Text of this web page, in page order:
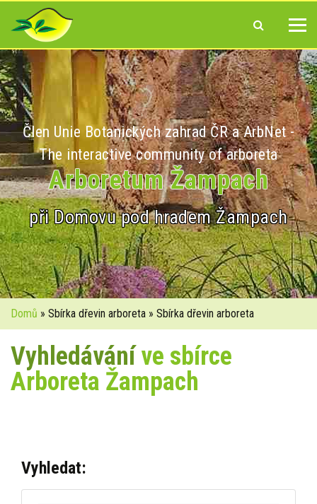
Člen Unie Botanických zahrad ČR a ArbNet -
The interactive community of arboreta
Arboretum Žampach
při Domovu pod hradem Žampach
Domů » Sbírka dřevin arboreta » Sbírka dřevin arboreta
Vyhledáváníve sbírce
Arboreta Žampach
Vyhledat: